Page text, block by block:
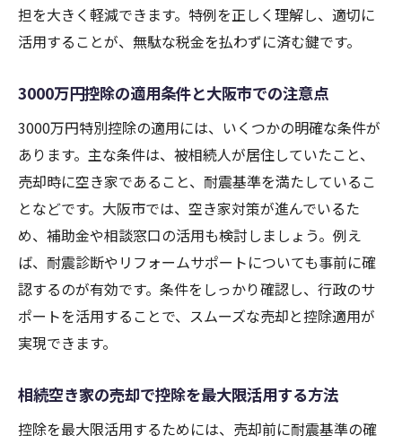
担を大きく軽減できます。特例を正しく理解し、適切に
活用することが、無駄な税金を払わずに済む鍵です。
3000万円控除の適用条件と大阪市での注意点
3000万円特別控除の適用には、いくつかの明確な条件が
あります。主な条件は、被相続人が居住していたこと、
売却時に空き家であること、耐震基準を満たしているこ
となどです。大阪市では、空き家対策が進んでいるた
め、補助金や相談窓口の活用も検討しましょう。例え
ば、耐震診断やリフォームサポートについても事前に確
認するのが有効です。条件をしっかり確認し、行政のサ
ポートを活用することで、スムーズな売却と控除適用が
実現できます。
相続空き家の売却で控除を最大限活用する方法
控除を最大限活用するためには、売却前に耐震基準の確